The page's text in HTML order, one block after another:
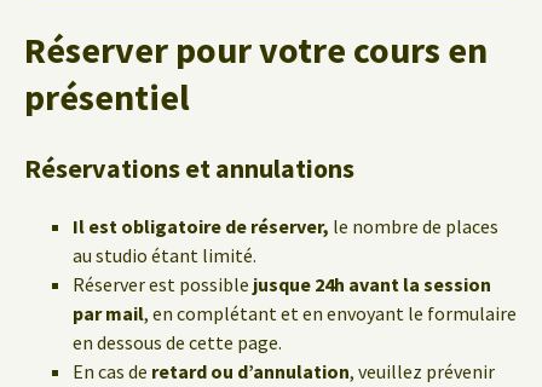
Réserver pour votre cours en
présentiel
Réservations et annulations
Il est obligatoire de réserver, le nombre de places
au studio étant limité.
Réserver est possible jusque 24h avant la session
par mail, en complétant et en envoyant le formulaire
en dessous de cette page.
En cas de retard ou d’annulation, veuillez prévenir